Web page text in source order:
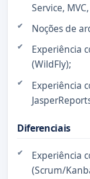
Service,
Noções de
Experiência
(WildFly);
Experiência
Diferenciais
Experiência
(Scrum/